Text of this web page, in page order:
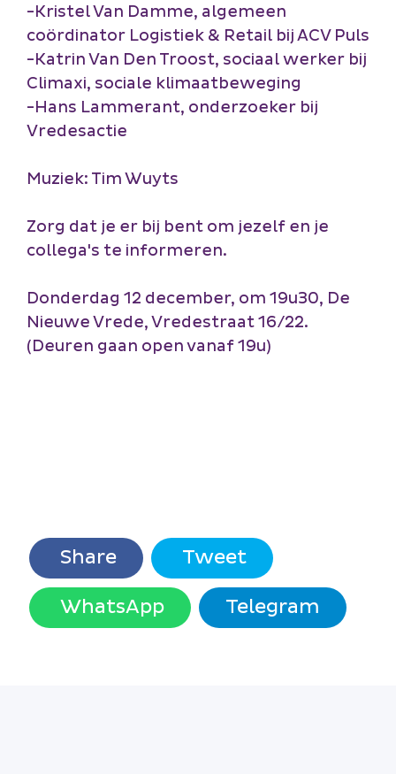
-Kristel Van Damme, algemeen
coördinator Logistiek & Retail bij ACV Puls
-Katrin Van Den Troost, sociaal werker bij
Climaxi, sociale klimaatbeweging
-Hans Lammerant, onderzoeker bij
Vredesactie
Muziek: Tim Wuyts
Zorg dat je er bij bent om jezelf en je
collega's te informeren.
Donderdag 12 december, om 19u30, De
Nieuwe Vrede, Vredestraat 16/22.
(Deuren gaan open vanaf 19u)
Share Tweet
WhatsApp Telegram